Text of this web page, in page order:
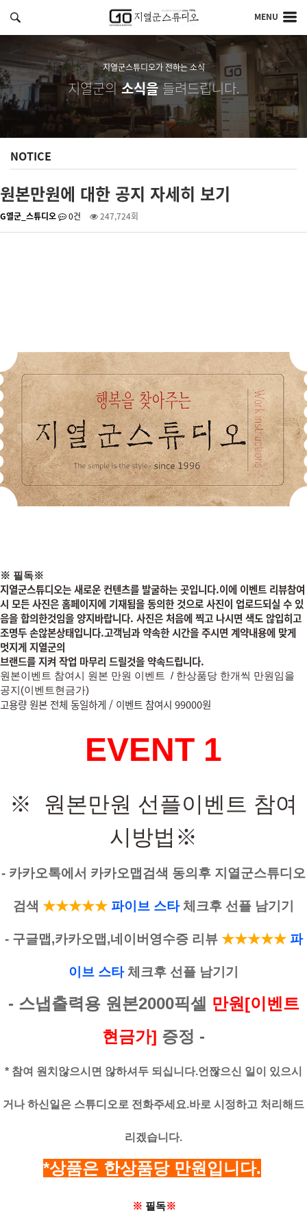
MENU
지열군스튜디오가 전하는 소식
지열군의소식을들려드립니다.
NOTICE
원본만원에 대한 공지 자세히 보기
G열군_스튜디오 0건 247,724회
※ 필독※
지열군스튜디오는 새로운 컨텐츠를 발굴하는 곳입니다.이에 이벤트 리뷰참여
시 모든 사진은 홈페이지에 기재됨을 동의한 것으로 사진이 업로드되실 수 있
음을 합의한것임을 양지바랍니다. 사진은 처음에 찍고 나시면 색도 않입히고
조명두 손않본상태입니다.고객님과 약속한 시간을 주시면 계약내용에 맞게
멋지게 지열군의
브랜드를 지켜 작업 마무리 드릴것을 약속드립니다.
원본이벤트 참여시 원본 만원 이벤트 / 한상품당 한개씩 만원임을
공지(이벤트현금가)
고용량 원본 전체 동일하게 / 이벤트 참여시 99000원
EVENT 1
※ 원본만원 선플이벤트 참여
시방법 ※
- 카카오톡에서 카카오맵검색 동의후 지열군스튜디오
검색 ★★★★★ 파이브 스타체크후 선플 남기기
- 구글맵,카카오맵,네이버영수증 리뷰 ★★★★★ 파
이브 스타 체크후 선플 남기기
- 스냅출력용 원본2000픽셀 만원[이벤트
현금가] 증정 -
* 참여 원치않으시면 않하셔두 되십니다.언짢으신 일이 있으시
거나 하신일은 스튜디오로 전화주세요.바로 시정하고 처리해드
리겠습니다.
*상품은 한상품당 만원입니다.
※ 필독※